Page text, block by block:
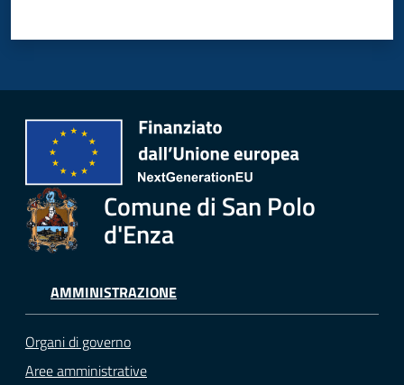
Comune di San Polo
d'Enza
AMMINISTRAZIONE
Organi di governo
Aree amministrative